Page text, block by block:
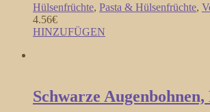
Hülsenfrüchte, Pasta & Hülsenfrüchte,
4.56€
HINZUFÜGEN
Schwarze Augenbohnen,